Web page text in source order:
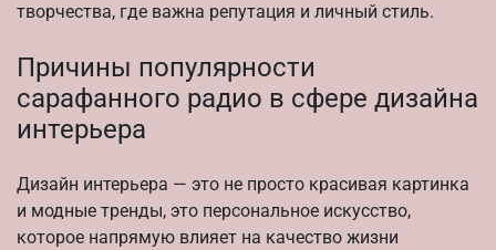
творчества, где важна репутация и личный стиль.
Причины популярности
сарафанного радио в сфере дизайна
интерьера
Дизайн интерьера — это не просто красивая картинка
и модные тренды, это персональное искусство,
которое напрямую влияет на качество жизни